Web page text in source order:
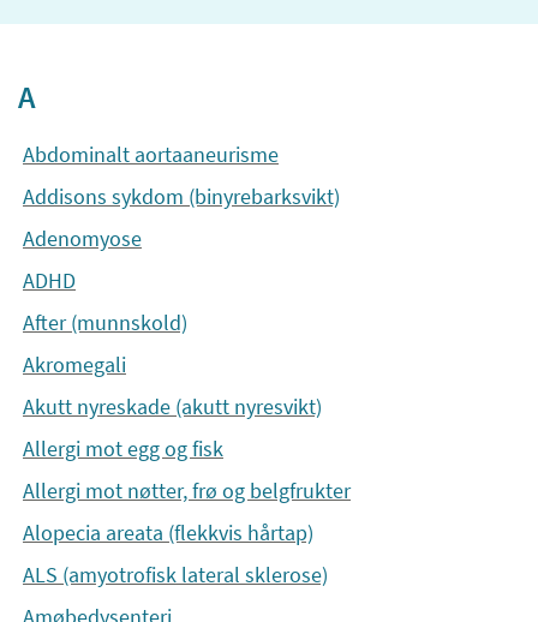
A
Abdominalt aortaaneurisme
Addisons sykdom (binyrebarksvikt)
Adenomyose
ADHD
After (munnskold)
Akromegali
Akutt nyreskade (akutt nyresvikt)
Allergi mot egg og fisk
Allergi mot nøtter, frø og belgfrukter
Alopecia areata (flekkvis hårtap)
ALS (amyotrofisk lateral sklerose)